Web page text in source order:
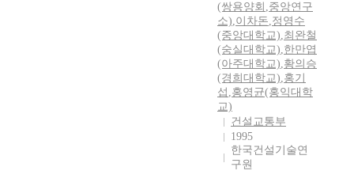
(쌍용양회 ,중앙연구
소),이차돈,정영수
(중앙대학교),최완철
(숭실대학교),한만엽
(아주대학교),황의승
(경희대학교),홍기
섭 ,홍영균(홍익대학
교)
건설교통부
1995
한국건설기술연
구원